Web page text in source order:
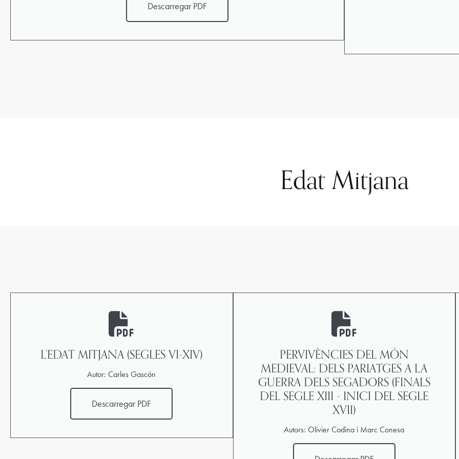
Descarregar PDF
Edat Mitjana
L’EDAT MITJANA (SEGLES VI-XIV)
Autor: Carles Gascón
Descarregar PDF
PERVIVÈNCIES DEL MÓN
MEDIEVAL: DELS PARIATGES A LA
GUERRA DELS SEGADORS (FINALS
DEL SEGLE XIII - INICI DEL SEGLE
XVII)
Autors: Olivier Codina i Marc Conesa